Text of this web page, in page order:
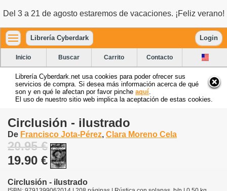
Del 3 a 21 de agosto estaremos de vacaciones. ¡Feliz verano!
Librería Cyberdark Login
Inicio Buscar Carrito Contacto
Librería Cyberdark.net usa cookies para poder ofrecer sus
servicios de compra. Si desea más información acerca de qué
son y en qué le afectan por favor pinche aquí
El uso de nuestro sitio web implica la aceptación de estas cookies.
Circlusión - ilustrado
De Francisco Jota-Pérez, Clara Moreno Cela
20.95 €
19.90 €
Circlusión - ilustrado